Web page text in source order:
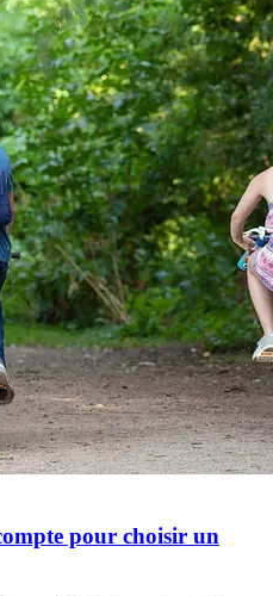
pour choisir un